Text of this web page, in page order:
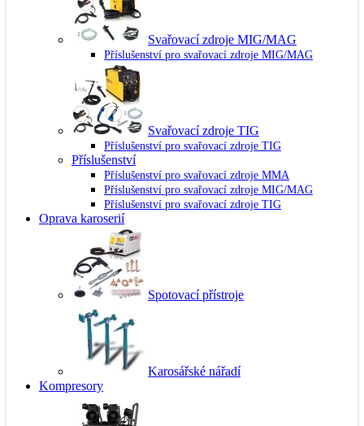
Svařovací zdroje MIG/MAG
Příslušenství pro svařovací zdroje MIG/MAG
Svařovací zdroje TIG
Příslušenství pro svařovací zdroje TIG
Příslušenství
Příslušenství pro svařovací zdroje MMA
Příslušenství pro svařovací zdroje MIG/MAG
Příslušenství pro svařovací zdroje TIG
Oprava karoserií
Spotovací přístroje
Karosářské nářadí
Kompresory